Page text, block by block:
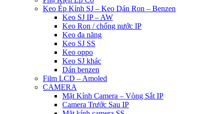
Keo Ép Kính SJ – Keo Dán Ron – Benzen
Keo SJ IP – AW
Keo Ron / chống nước IP
Keo đa năng
Keo SJ SS
Keo oppo
Keo SJ khác
Dán benzen
Film LCD – Amoled
CAMERA
Mặt Kính Camera – Vòng Sắt IP
Camera Trước Sau IP